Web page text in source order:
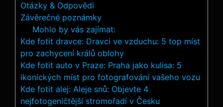
Otázky & Odpovědi
Závěrečné poznámky
Mohlo by vás zajímat:
Kde fotit dravce: Dravci ve vzduchu: 5 top míst
pro zachycení králů oblohy
Kde fotit auto v Praze: Praha jako kulisa: 5
ikonických míst pro fotografování vašeho vozu
Kde fotit alej: Aleje snů: Objevte 4
nejfotogeničtější stromořadí v Česku